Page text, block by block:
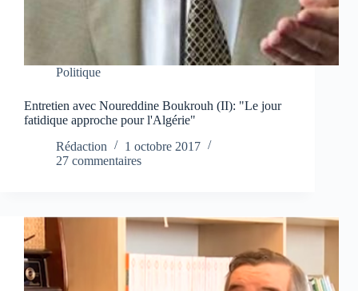
Politique
Entretien avec Noureddine Boukrouh (II): "Le jour
fatidique approche pour l'Algérie"
Rédaction
1 octobre 2017
27 commentaires